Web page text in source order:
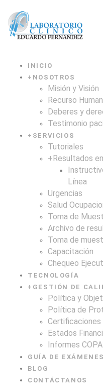
INICIO
+ NOSOTROS
Misión y Visión
Recurso
Deberes y
Testimonio
+ SERVICIOS
Tutoriales
+Resultados
Línea
Urgencias
Salud
Toma de
Archivo de
Toma de
Capacitación
Chequeo
TECNOLOGÍA
+ GESTIÓN DE
Política y
Política de
Certificaciones
Estados
Informes
GUÍA DE EXÁMENES
BLOG
CONTÁCTANOS